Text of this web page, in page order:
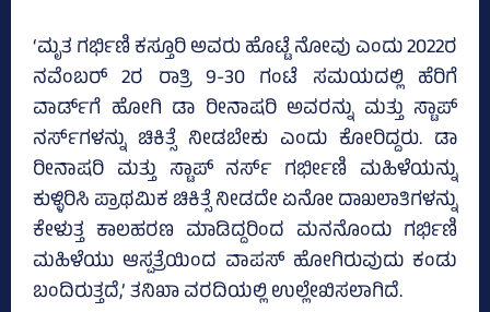
‘ಮೃತ ಗರ್ಭಿಣಿ ಕಸ್ತೂರಿ ಅವರು ಹೊಟ್ಟೆ ನೋವು ಎಂದು 2022ರ
ನವೆಂಬರ್‌ 2ರ ರಾತ್ರಿ 9-30 ಗಂಟೆ ಸಮಯದಲ್ಲಿ ಹೆರಿಗೆ
ವಾರ್ಡ್‌ಗೆ ಹೋಗಿ ಡಾ ರೀನಾಷರಿ ಅವರನ್ನು ಮತ್ತು ಸ್ಟಾಪ್‌
ನರ್ಸ್‌ಗಳನ್ನು ಚಿಕಿತ್ಸೆ ನೀಡಬೇಕು ಎಂದು ಕೋರಿದ್ದರು. ಡಾ
ರೀನಾಷರಿ ಮತ್ತು ಸ್ಟಾಪ್‌ ನರ್ಸ್‌ ಗರ್ಭೀಣಿ ಮಹಿಳೆಯನ್ನು
ಕುಳ್ಳಿರಿಸಿ ಪ್ರಾಥಮಿಕ ಚಿಕಿತ್ಸೆ ನೀಡದೇ ಏನೋ ದಾಖಲಾತಿಗಳನ್ನು
ಕೇಳುತ್ತ ಕಾಲಹರಣ ಮಾಡಿದ್ದರಿಂದ ಮನನೊಂದು ಗರ್ಭಿಣಿ
ಮಹಿಳೆಯು ಆಸ್ಪತ್ರೆಯಿಂದ ವಾಪಸ್‌ ಹೋಗಿರುವುದು ಕಂಡು
ಬಂದಿರುತ್ತದೆ,’ ತನಿಖಾ ವರದಿಯಲ್ಲಿ ಉಲ್ಲೇಖಿಸಲಾಗಿದೆ.